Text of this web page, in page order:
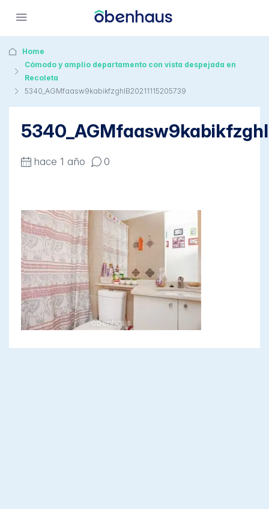
Home
Cómodo y amplio departamento con vista despejada en
Recoleta
5340_AGMfaasw9kabikfzghlB20211115205739
hace 1 año 0